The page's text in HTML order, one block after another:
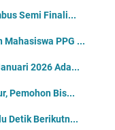
Semi Finali...
Mahasiswa PPG ...
2026 Ada...
Pemohon Bis...
Detik Berikutn...